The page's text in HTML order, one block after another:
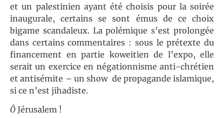
et un palestinien ayant été choisis pour la soirée
inaugurale, certains se sont émus de ce choix
bigame scandaleux. La polémique s’est prolongée
dans certains commentaires : sous le prétexte du
financement en partie koweitien de l’expo, elle
serait un exercice en négationnisme anti-chrétien
et antisémite – un show de propagande islamique,
si ce n’est jihadiste.
Ô Jérusalem !